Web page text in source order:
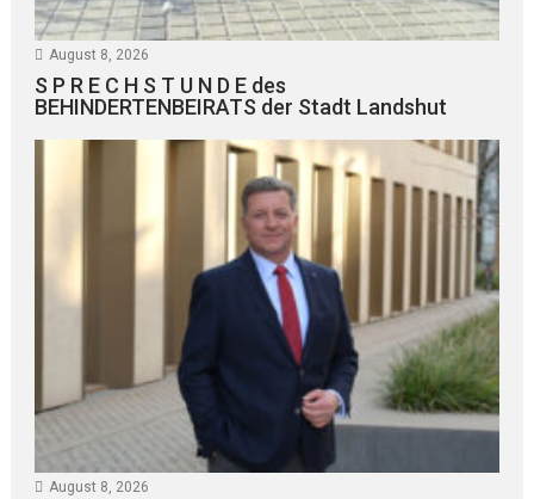
August 8, 2026
S P R E C H S T U N D E des
BEHINDERTENBEIRATS der Stadt Landshut
August 8, 2026